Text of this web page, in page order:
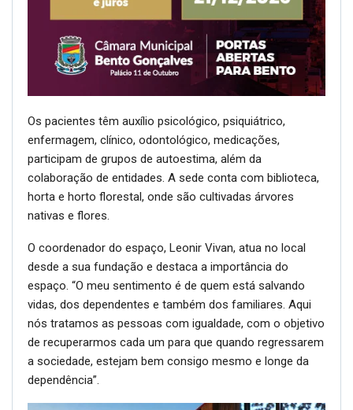
Os pacientes têm auxílio psicológico, psiquiátrico,
enfermagem, clínico, odontológico, medicações,
participam de grupos de autoestima, além da
colaboração de entidades. A sede conta com biblioteca,
horta e horto florestal, onde são cultivadas árvores
nativas e flores.
O coordenador do espaço, Leonir Vivan, atua no local
desde a sua fundação e destaca a importância do
espaço. “O meu sentimento é de quem está salvando
vidas, dos dependentes e também dos familiares. Aqui
nós tratamos as pessoas com igualdade, com o objetivo
de recuperarmos cada um para que quando regressarem
a sociedade, estejam bem consigo mesmo e longe da
dependência”.